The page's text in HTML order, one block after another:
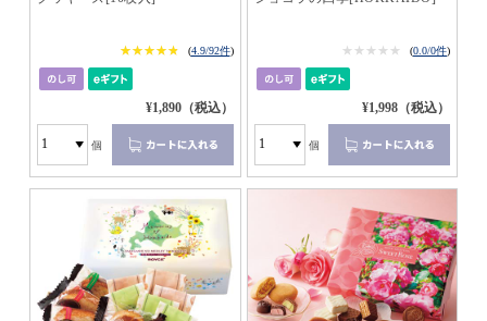
★★★★★
★★★★★ (4.9/92件)
¥1,890（税込）
個
★★★★★
★★★★★ (0.0/0件)
¥1,998（税込）
個